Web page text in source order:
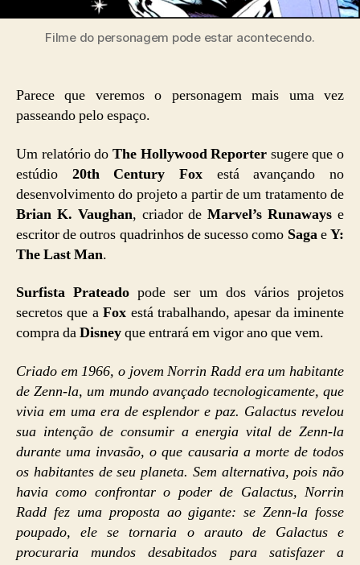
Filme do personagem pode estar acontecendo.
Parece que veremos o personagem mais uma vez
passeando pelo espaço.
Um relatório do The Hollywood Reporter sugere que o
estúdio 20th Century Fox está avançando no
desenvolvimento do projeto a partir de um tratamento de
Brian K. Vaughan, criador deMarvel’s Runaways e
escritor de outros quadrinhos de sucesso como SagaeY:
The Last Man.
Surfista Prateado pode ser um dos vários projetos
secretos que aFox está trabalhando, apesar da iminente
compra daDisneyque entrará em vigor ano que vem.
Criado em 1966, o jovem Norrin Radd era um habitante
de Zenn-la, um mundo avançado tecnologicamente, que
vivia em uma era de esplendor e paz. Galactus revelou
sua intenção de consumir a energia vital de Zenn-la
durante uma invasão, o que causaria a morte de todos
os habitantes de seu planeta. Sem alternativa, pois não
havia como confrontar o poder de Galactus, Norrin
Radd fez uma proposta ao gigante: se Zenn-la fosse
poupado, ele se tornaria o arauto de Galactus e
procuraria mundos desabitados para satisfazer a